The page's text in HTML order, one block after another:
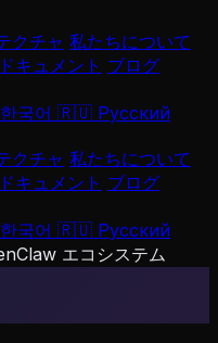
クチャ 私たちについて
ドキュメント ブログ
국어 🇷🇺 Русский
クチャ 私たちについて
ドキュメント ブログ
국어 🇷🇺 Русский
エコシステム